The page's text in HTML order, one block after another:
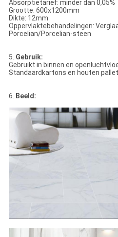
Absorptietarief: minder dan 0,05%
Grootte: 600x1200mm
Dikte: 12mm
Oppervlaktebehandelingen:
Porcelian/Porcelian-steen
5. Gebruik:
Gebruikt in binnen en
Standaardkartons en houten pallet
6. Beeld: